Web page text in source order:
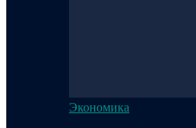
Экономика